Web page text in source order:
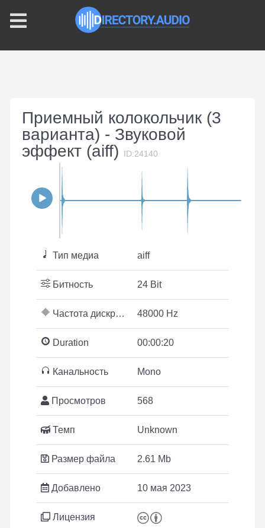
Приемный колокольчик (3
варианта) - Звуковой
эффект (aiff)
ID:24140
Тип медиа aiff
Битность 24 Bit
Частота дискретизации 48000 Hz
Duration 00:00:20
Канальность Mono
Просмотров 568
Темп Unknown
Размер файла 2.61 Mb
Добавлено 10 мая 2023
Лицензия